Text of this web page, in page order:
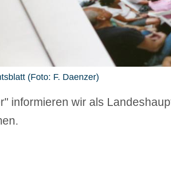
(Foto: F. Daenzer)
informieren wir als